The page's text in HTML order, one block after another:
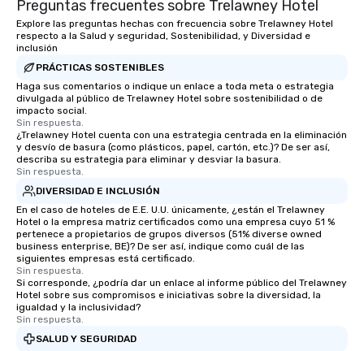
Preguntas frecuentes sobre Trelawney Hotel
Explore las preguntas hechas con frecuencia sobre Trelawney Hotel
respecto a la Salud y seguridad, Sostenibilidad, y Diversidad e
inclusión
PRÁCTICAS SOSTENIBLES
Haga sus comentarios o indique un enlace a toda meta o estrategia
divulgada al público de Trelawney Hotel sobre sostenibilidad o de
impacto social.
Sin respuesta.
¿Trelawney Hotel cuenta con una estrategia centrada en la eliminación
y desvío de basura (como plásticos, papel, cartón, etc.)? De ser así,
describa su estrategia para eliminar y desviar la basura.
Sin respuesta.
DIVERSIDAD E INCLUSIÓN
En el caso de hoteles de E.E. U.U. únicamente, ¿están el Trelawney
Hotel o la empresa matriz certificados como una empresa cuyo 51 %
pertenece a propietarios de grupos diversos (51% diverse owned
business enterprise, BE)? De ser así, indique como cuál de las
siguientes empresas está certificado.
Sin respuesta.
Si corresponde, ¿podría dar un enlace al informe público del Trelawney
Hotel sobre sus compromisos e iniciativas sobre la diversidad, la
igualdad y la inclusividad?
Sin respuesta.
SALUD Y SEGURIDAD